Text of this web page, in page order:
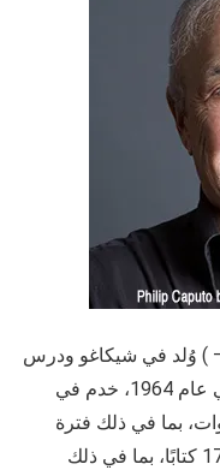
والصحفي فيليب كابوتو (1941 – ) وُلد في شيكاغو ودرس
في جامعتي بيردو ولويولا. بعد تخرجه في عام 1964، خدم في
بما في ذلك فترة
خدمة تستمر 16 شهرًا في فيتنام. كتب 17 كتابًا، بما في ذلك